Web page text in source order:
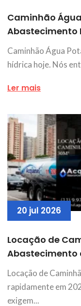
Caminhão
Abastecimento
Caminhão Água
hídrica hoje. Nós
Ler mais
20 jul 2026
Locação de
Abastecimento
Locação de
rapidamente em
exigem...